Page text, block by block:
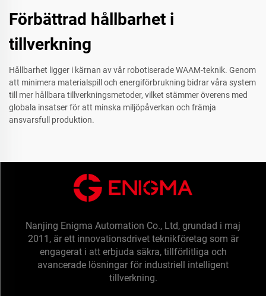
Förbättrad hållbarhet i
tillverkning
Hållbarhet ligger i kärnan av vår robotiserade WAAM-teknik. Genom
att minimera materialspill och energiförbrukning bidrar våra system
till mer hållbara tillverkningsmetoder, vilket stämmer överens med
globala insatser för att minska miljöpåverkan och främja
ansvarsfull produktion.
Nanjing Enigma Automation Co., Ltd, grundad i maj
2011, är ett innovationsdrivet teknikföretag som är
engagerat i att erbjuda säkra, tillförlitliga och
avancerade lösningar för industriell intelligent
tillverkning.